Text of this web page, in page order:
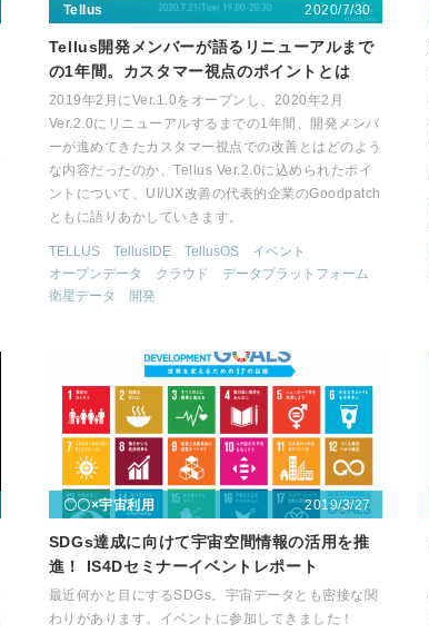
Tellus 2020/7/30
Tellus開発メンバーが語るリニューアルまで
の1年間。カスタマー視点のポイントとは
2019年2月にVer.1.0をオープンし、2020年2月
Ver.2.0にリニューアルするまでの1年間、開発メンバ
ーが進めてきたカスタマー視点での改善とはどのよう
な内容だったのか、Tellus Ver.2.0に込められたポイ
ントについて、UI/UX改善の代表的企業のGoodpatch
ともに語りあかしていきます。
TELLUS TellusIDE TellusOS
イベント
オープンデータ
クラウド
データプラットフォーム
衛星データ
開発
〇〇×宇宙利用 2019/3/27
SDGs達成に向けて宇宙空間情報の活用を推
進！ IS4Dセミナーイベントレポート
最近何かと目にするSDGs。宇宙データとも密接な関
わりがあります。イベントに参加してきました！